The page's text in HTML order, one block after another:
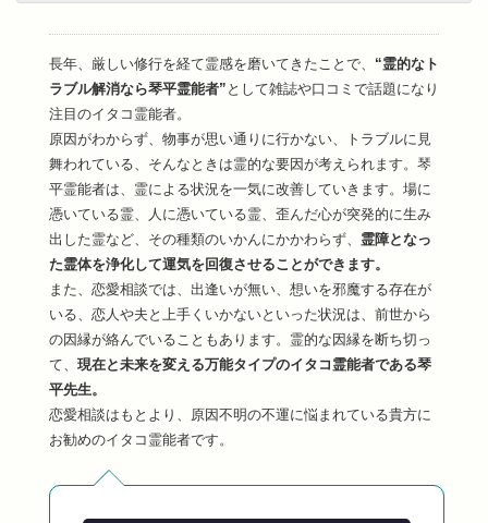
長年、厳しい修行を経て霊感を磨いてきたことで、 “霊的なト
ラブル解消なら琴平霊能者” として雑誌や口コミで話題になり
注目のイタコ霊能者。
原因がわからず、物事が思い通りに行かない、トラブルに見
舞われている、そんなときは霊的な要因が考えられます。琴
平霊能者は、霊による状況を一気に改善していきます。場に
憑いている霊、人に憑いている霊、歪んだ心が突発的に生み
出した霊など、その種類のいかんにかかわらず、 霊障となっ
た霊体を浄化して運気を回復させることができます。
また、恋愛相談では、出逢いが無い、想いを邪魔する存在が
いる、恋人や夫と上手くいかないといった状況は、前世から
の因縁が絡んでいることもあります。霊的な因縁を断ち切っ
て、 現在と未来を変える万能タイプのイタコ霊能者である琴
平先生。
恋愛相談はもとより、原因不明の不運に悩まれている貴方に
お勧めのイタコ霊能者です。